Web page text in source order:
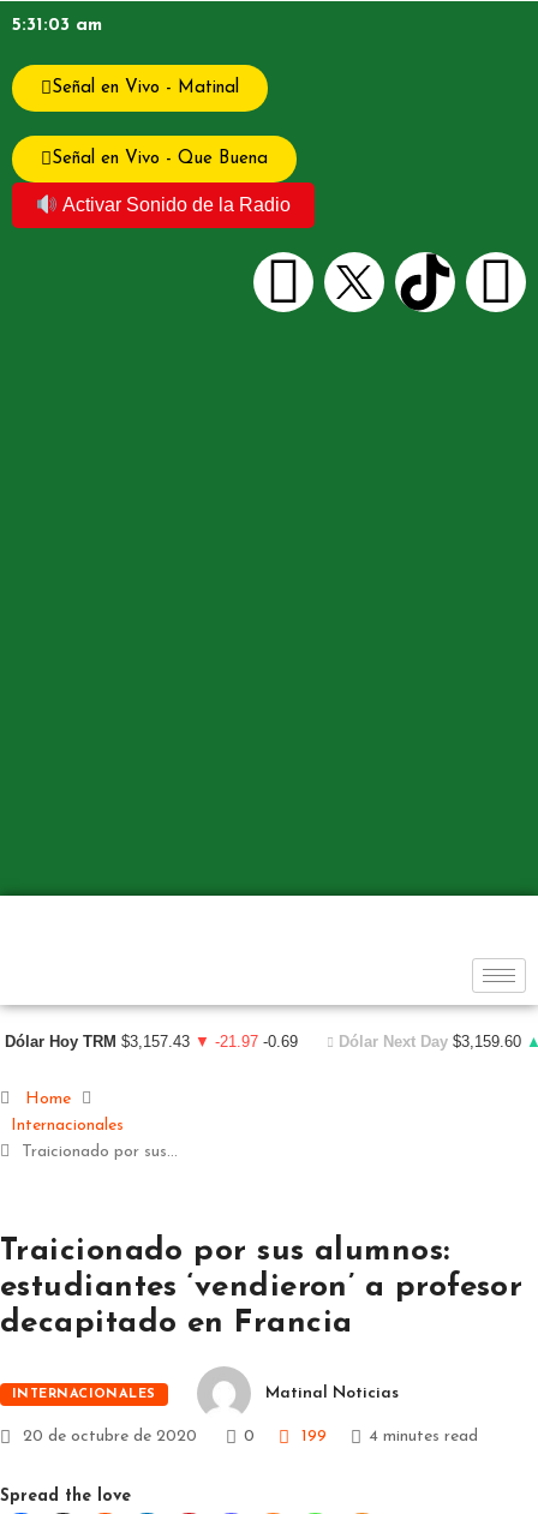
5:31:03 am
Señal en Vivo - Matinal
Señal en Vivo - Que Buena
Activar Sonido de la Radio
Dólar Hoy TRM $3,157.43 ▼ -21.97 -0.69 Dólar Next Day $3,159.60
Home
Internacionales
Traicionado por sus…
Traicionado por sus alumnos:
estudiantes ‘vendieron’ a profesor
decapitado en Francia
INTERNACIONALES Matinal Noticias
20 de octubre de 2020 0 199 4 minutes read
Spread the love